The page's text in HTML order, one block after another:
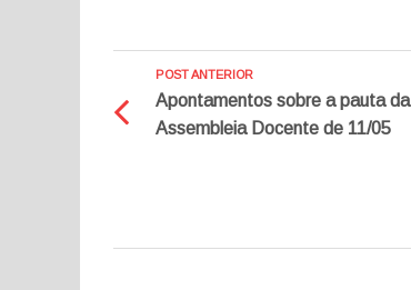
POST ANTERIOR
Apontamentos sobre a pauta da
Assembleia Docente de 11/05